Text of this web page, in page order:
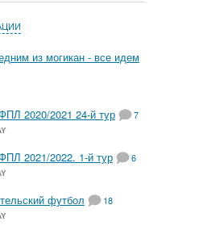
из могикан - все идем
2020/2021 24-й тур 7
2021/2022. 1-й тур 6
футбол 18